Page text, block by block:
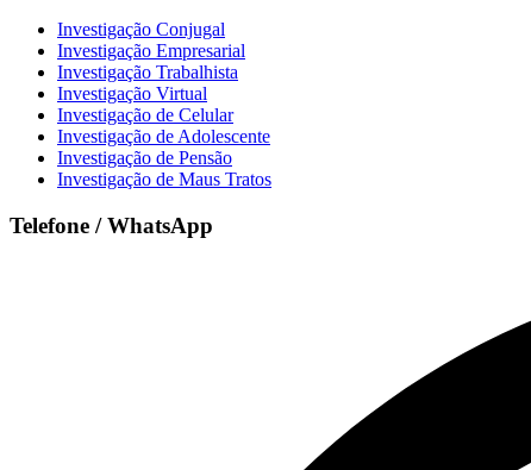
Investigação Conjugal
Investigação Empresarial
Investigação Trabalhista
Investigação Virtual
Investigação de Celular
Investigação de Adolescente
Investigação de Pensão
Investigação de Maus Tratos
Telefone / WhatsApp